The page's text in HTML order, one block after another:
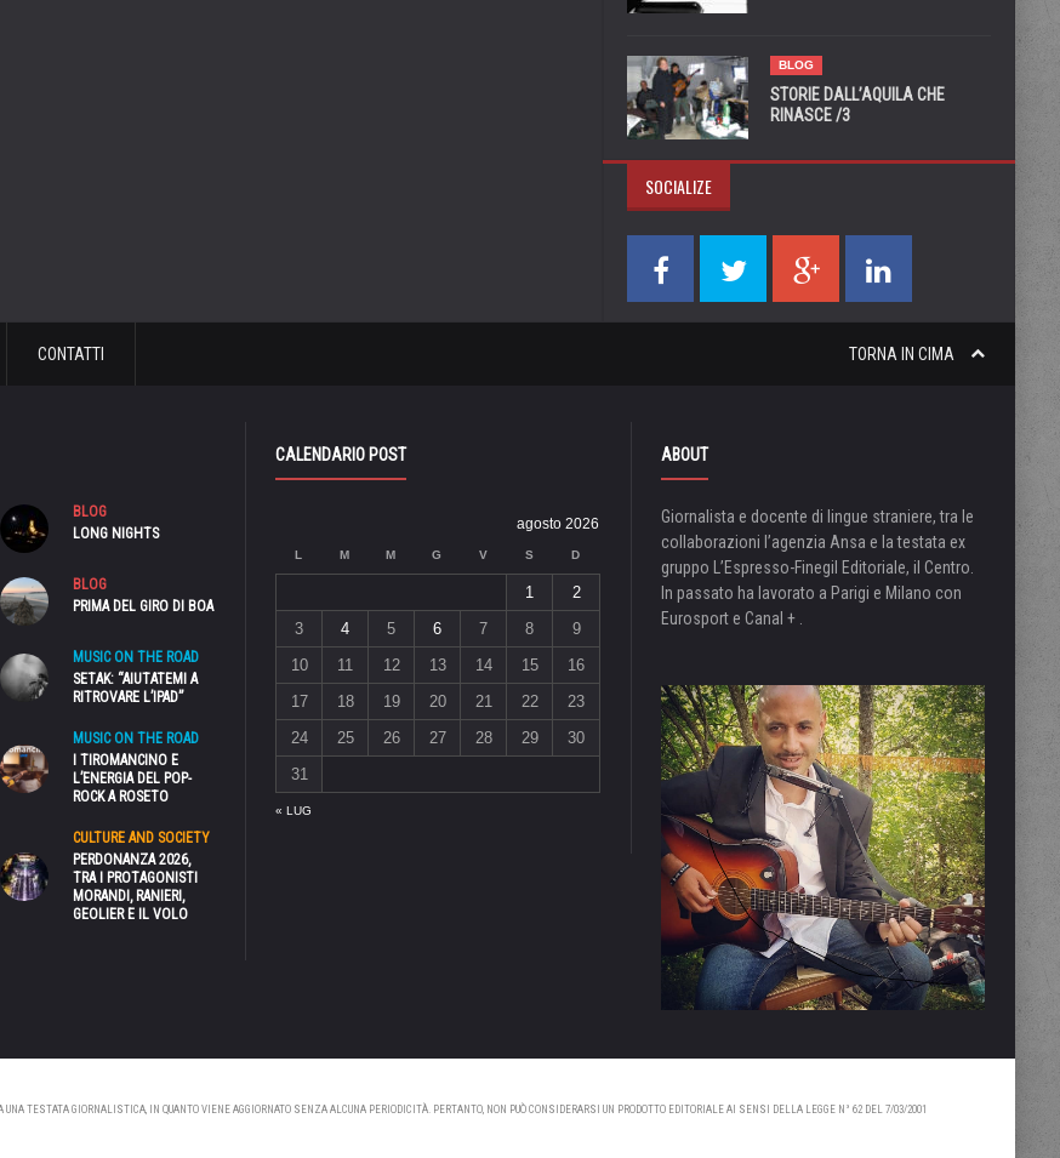
BLOG
STORIE DALL’AQUILA CHE
RINASCE /3
SOCIALIZE
TORNA IN CIMA
CONTATTI
BLOG
LONG NIGHTS
BLOG
PRIMA DEL GIRO DI BOA
MUSIC ON THE ROAD
SETAK: “AIUTATEMI A
RITROVARE L’IPAD”
MUSIC ON THE ROAD
I TIROMANCINO E
L’ENERGIA DEL POP-
ROCK A ROSETO
CULTURE AND SOCIETY
PERDONANZA 2026,
TRA I PROTAGONISTI
MORANDI, RANIERI,
GEOLIER E IL VOLO
CALENDARIO POST
agosto 2026
L M M G V S D
« LUG
1
2
3
4 5 6 7 8
9
10
11 12 13 14 15
16
17
18 19 20 21 22
23
24
25 26 27 28 29
30
31
ABOUT
Giornalista e docente di lingue straniere, tra le
collaborazioni l’agenzia Ansa e la testata ex
gruppo L’Espresso-Finegil Editoriale, il Centro.
In passato ha lavorato a Parigi e Milano con
Eurosport e Canal + .
TESTATA GIORNALISTICA, IN QUANTO VIENE AGGIORNATO SENZA ALCUNA PERIODICITÀ. PERTANTO, NON PUÒ CONSIDERARSI UN PRODOTTO EDITORIALE AI SENSI DELLA LEGGE N° 62 DEL 7/03/2001